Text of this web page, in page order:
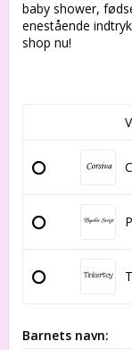
baby shower,
enestående
shop nu!
Barnets navn: